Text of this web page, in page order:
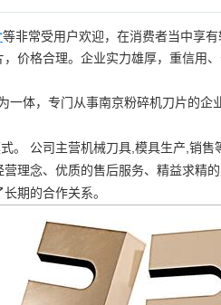
等非常受用户欢迎，在消费者当中享
价格合理。企业实力雄厚，重信用
体，专门从事南京粉碎机刀片的企
公司主营机械刀具,模具生产,销售
理念、优质的售后服务、精益求精
期的合作关系。